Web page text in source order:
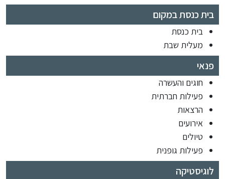
בית כנסת במקום
בית כנסת
מעלית שבת
פנאי
חוגים והעשרה
פעילות חברתית
הרצאות
אירועים
טיולים
פעילות גופנית
לוגיסטיקה